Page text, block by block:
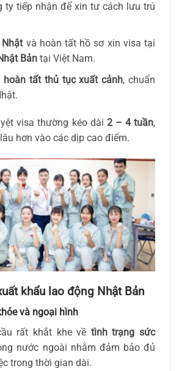
ty tiếp nhận để xin tư cách lưu trú
Nhậtvà hoàn tất hồ sơ xin visa tại
Bảntại Việt Nam.
hoàn tất thủ tục xuất cảnh, chuẩn
visa thường kéo dài 2 – 4 tuần,
hơn vào các dịp cao điểm.
khẩu lao động Nhật Bản
và ngoại hình
rất khắt khe về tình trạng sức
nước ngoài nhằm đảm bảo đủ
trong thời gian dài.